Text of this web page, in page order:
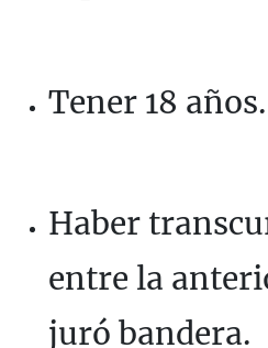
Tener 18 años.
Haber
entre la
juró bandera.